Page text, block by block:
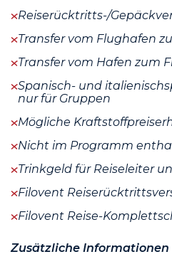
Reiserücktritts-/
Transfer vom Flughafen
Transfer vom Hafen zum
Spanisch- und
nur für Gruppen
Mögliche
Nicht im Programm
Trinkgeld für Reiseleiter
Filovent
Filovent Reise-
Zusätzliche Informationen